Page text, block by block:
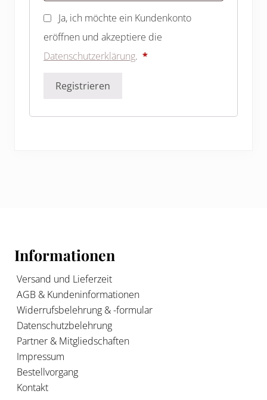
Ja, ich möchte ein Kundenkonto
eröffnen und akzeptiere die
Datenschutzerklärung. *Erforderlich
Registrieren
Informationen
Versand und Lieferzeit
AGB & Kundeninformationen
Widerrufsbelehrung & -formular
Datenschutzbelehrung
Partner & Mitgliedschaften
Impressum
Bestellvorgang
Kontakt